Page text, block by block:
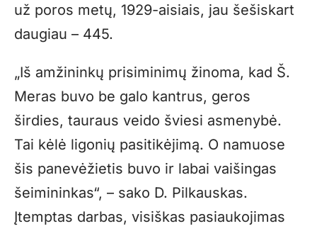
už poros metų, 1929-aisiais, jau šešiskart
daugiau – 445.
„Iš amžininkų prisiminimų žinoma, kad Š.
Meras buvo be galo kantrus, geros
širdies, tauraus veido šviesi asmenybė.
Tai kėlė ligonių pasitikėjimą. O namuose
šis panevėžietis buvo ir labai vaišingas
šeimininkas“, – sako D. Pilkauskas.
Įtemptas darbas, visiškas pasiaukojimas